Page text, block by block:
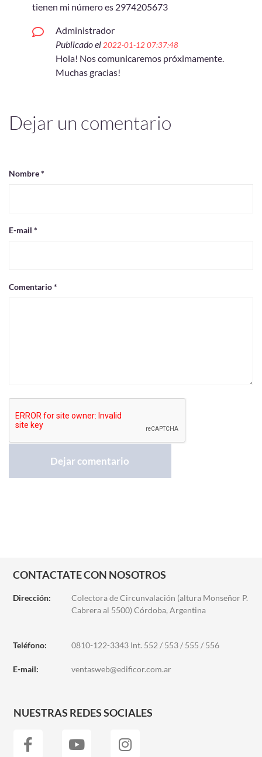
tienen mi número es 2974205673
Administrador
Publicado el 2022-01-12 07:37:48
Hola! Nos comunicaremos próximamente.
Muchas gracias!
Dejar un comentario
Nombre *
E-mail *
Comentario *
CONTACTATE CON NOSOTROS
Dirección:
Colectora de Circunvalación (altura Monseñor P.
Cabrera al 5500) Córdoba, Argentina
Teléfono: 0810-122-3343 Int. 552 / 553 / 555 / 556
E-mail: ventasweb@edificor.com.ar
NUESTRAS REDES SOCIALES